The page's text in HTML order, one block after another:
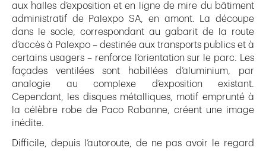
aux halles d’exposition et en ligne de mire du bâtiment
administratif de Palexpo SA, en amont. La découpe
dans le socle, correspondant au gabarit de la route
d’accès à Palexpo – destinée aux transports publics et à
certains usagers – renforce l’orientation sur le parc. Les
façades ventilées sont habillées d’aluminium, par
analogie au complexe d’exposition existant.
Cependant, les disques métalliques, motif emprunté à
la célèbre robe de Paco Rabanne, créent une image
inédite.
Difficile, depuis l’autoroute, de ne pas avoir le regard